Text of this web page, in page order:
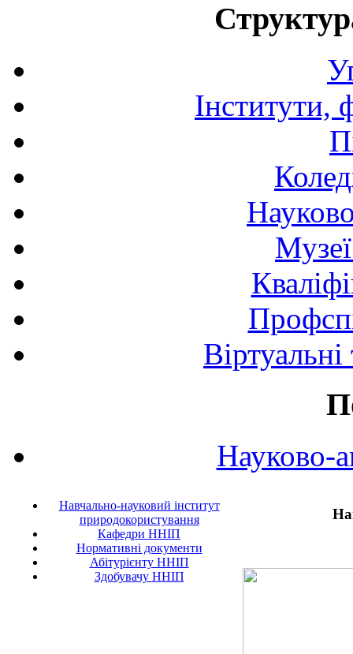
Інститути,
Науково-
Навчально-науковий інститут
природокористування
Кафедри ННІП
Нормативні документи
Абітурієнту ННІП
Здобувачу ННІП